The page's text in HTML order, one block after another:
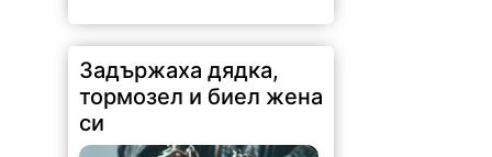
Задържаха дядка,
тормозел и биел жена
си